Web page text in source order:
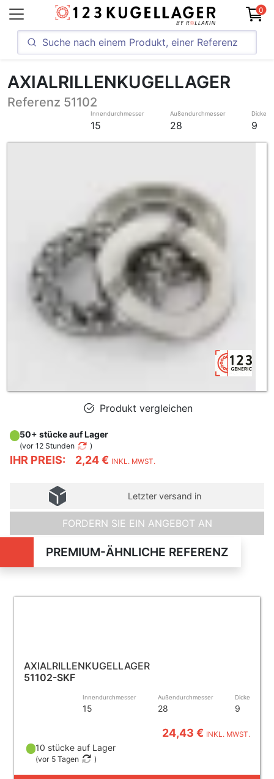
0
AXIALRILLENKUGELLAGER
Referenz 51102
Innendurchmesser
15
Außendurchmesser
28
Dicke
9
Produkt vergleichen
IHR PREIS: 2,24 € INKL. MWST.
50+ stücke auf Lager
(vor 12 Stunden )
Letzter versand in
FORDERN SIE EIN ANGEBOT AN
PREMIUM-ÄHNLICHE REFERENZ
AXIALRILLENKUGELLAGER
51102-SKF
Innendurchmesser
15
Außendurchmesser
28
Dicke
9
24,43 € INKL. MWST.
10 stücke auf Lager
(vor 5 Tagen )